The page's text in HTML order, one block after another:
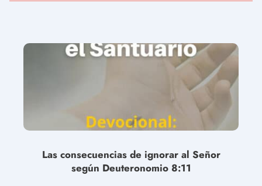
Las consecuencias de ignorar al Señor
según Deuteronomio 8:11